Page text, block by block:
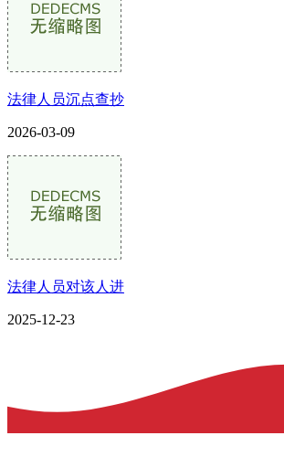
法律人员沉点查抄
2026-03-09
法律人员对该人进
2025-12-23